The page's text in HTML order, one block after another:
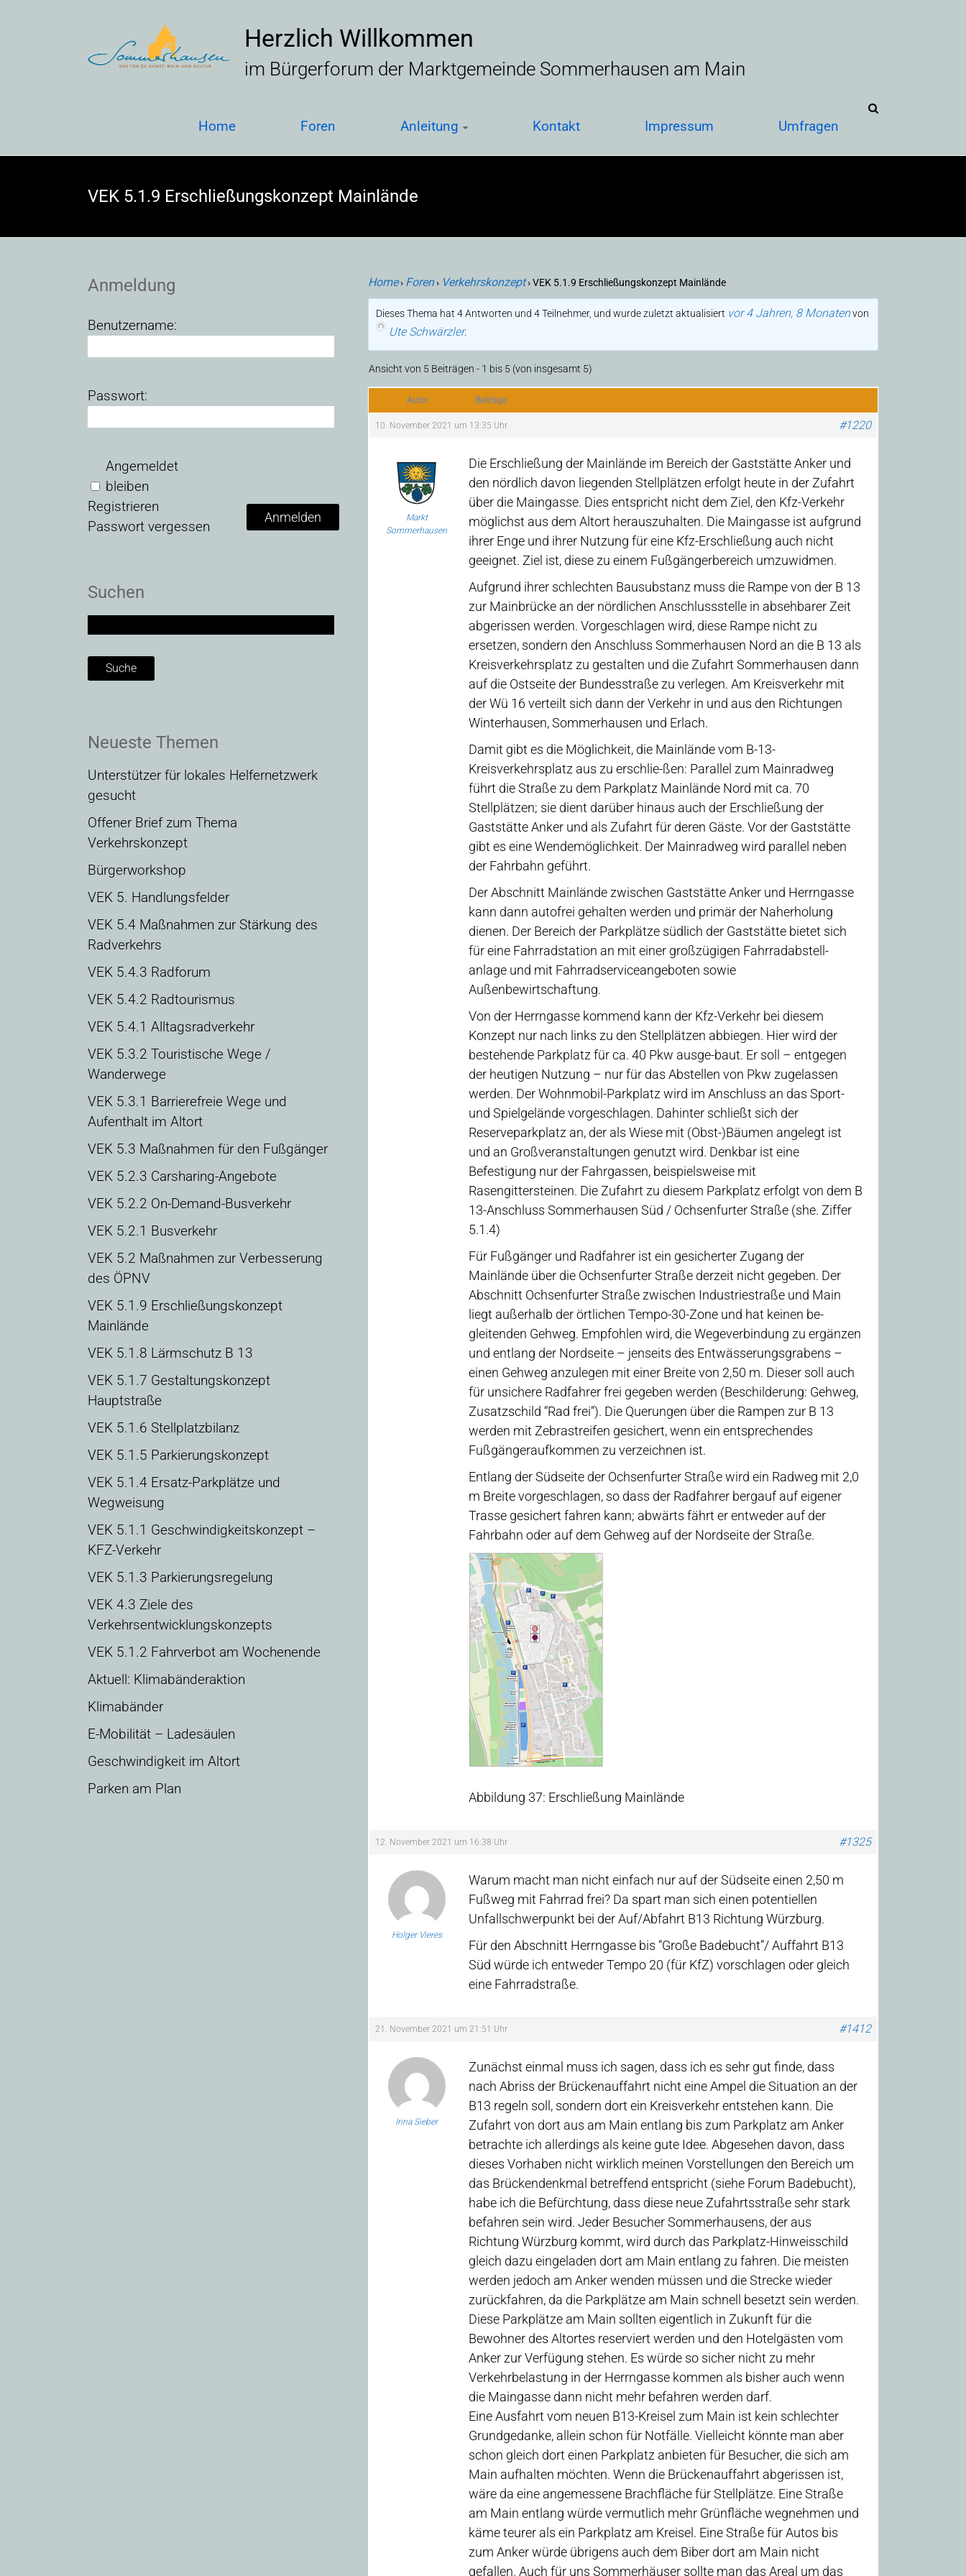
Herzlich Willkommen
im Bürgerforum der Marktgemeinde Sommerhausen am Main
Home Foren Anleitung Kontakt Impressum Umfragen
VEK 5.1.9 Erschließungskonzept Mainlände
Home› Foren› Verkehrskonzept›VEK 5.1.9 Erschließungskonzept Mainlände
Dieses Thema hat 4 Antworten und 4 Teilnehmer, und wurde zuletzt aktualisiert vor 4 Jahren, 8 Monatenvon
Ute Schwärzler.
Ansicht von 5 Beiträgen - 1 bis 5 (von insgesamt 5)
Autor Beiträge
10. November 2021 um 13:35 Uhr #1220
Markt
Sommerhausen
Die Erschließung der Mainlände im Bereich der Gaststätte Anker und
den nördlich davon liegenden Stellplätzen erfolgt heute in der Zufahrt
über die Maingasse. Dies entspricht nicht dem Ziel, den Kfz-Verkehr
möglichst aus dem Altort herauszuhalten. Die Maingasse ist aufgrund
ihrer Enge und ihrer Nutzung für eine Kfz-Erschließung auch nicht
geeignet. Ziel ist, diese zu einem Fußgängerbereich umzuwidmen.
Aufgrund ihrer schlechten Bausubstanz muss die Rampe von der B 13
zur Mainbrücke an der nördlichen Anschlussstelle in absehbarer Zeit
abgerissen werden. Vorgeschlagen wird, diese Rampe nicht zu
ersetzen, sondern den Anschluss Sommerhausen Nord an die B 13 als
Kreisverkehrsplatz zu gestalten und die Zufahrt Sommerhausen dann
auf die Ostseite der Bundesstraße zu verlegen. Am Kreisverkehr mit
der Wü 16 verteilt sich dann der Verkehr in und aus den Richtungen
Winterhausen, Sommerhausen und Erlach.
Damit gibt es die Möglichkeit, die Mainlände vom B-13-
Kreisverkehrsplatz aus zu erschlie-ßen: Parallel zum Mainradweg
führt die Straße zu dem Parkplatz Mainlände Nord mit ca. 70
Stellplätzen; sie dient darüber hinaus auch der Erschließung der
Gaststätte Anker und als Zufahrt für deren Gäste. Vor der Gaststätte
gibt es eine Wendemöglichkeit. Der Mainradweg wird parallel neben
der Fahrbahn geführt.
Der Abschnitt Mainlände zwischen Gaststätte Anker und Herrngasse
kann dann autofrei gehalten werden und primär der Naherholung
dienen. Der Bereich der Parkplätze südlich der Gaststätte bietet sich
für eine Fahrradstation an mit einer großzügigen Fahrradabstell-
anlage und mit Fahrradserviceangeboten sowie
Außenbewirtschaftung.
Von der Herrngasse kommend kann der Kfz-Verkehr bei diesem
Konzept nur nach links zu den Stellplätzen abbiegen. Hier wird der
bestehende Parkplatz für ca. 40 Pkw ausge-baut. Er soll – entgegen
der heutigen Nutzung – nur für das Abstellen von Pkw zugelassen
werden. Der Wohnmobil-Parkplatz wird im Anschluss an das Sport-
und Spielgelände vorgeschlagen. Dahinter schließt sich der
Reserveparkplatz an, der als Wiese mit (Obst-)Bäumen angelegt ist
und an Großveranstaltungen genutzt wird. Denkbar ist eine
Befestigung nur der Fahrgassen, beispielsweise mit
Rasengittersteinen. Die Zufahrt zu diesem Parkplatz erfolgt von dem B
13-Anschluss Sommerhausen Süd / Ochsenfurter Straße (she. Ziffer
5.1.4)
Für Fußgänger und Radfahrer ist ein gesicherter Zugang der
Mainlände über die Ochsenfurter Straße derzeit nicht gegeben. Der
Abschnitt Ochsenfurter Straße zwischen Industriestraße und Main
liegt außerhalb der örtlichen Tempo-30-Zone und hat keinen be-
gleitenden Gehweg. Empfohlen wird, die Wegeverbindung zu ergänzen
und entlang der Nordseite – jenseits des Entwässerungsgrabens –
einen Gehweg anzulegen mit einer Breite von 2,50 m. Dieser soll auch
für unsichere Radfahrer frei gegeben werden (Beschilderung: Gehweg,
Zusatzschild “Rad frei“). Die Querungen über die Rampen zur B 13
werden mit Zebrastreifen gesichert, wenn ein entsprechendes
Fußgängeraufkommen zu verzeichnen ist.
Entlang der Südseite der Ochsenfurter Straße wird ein Radweg mit 2,0
m Breite vorgeschlagen, so dass der Radfahrer bergauf auf eigener
Trasse gesichert fahren kann; abwärts fährt er entweder auf der
Fahrbahn oder auf dem Gehweg auf der Nordseite der Straße.
Abbildung 37: Erschließung Mainlände
12. November 2021 um 16:38 Uhr #1325
Holger Vieres
Warum macht man nicht einfach nur auf der Südseite einen 2,50 m
Fußweg mit Fahrrad frei? Da spart man sich einen potentiellen
Unfallschwerpunkt bei der Auf/Abfahrt B13 Richtung Würzburg.
Für den Abschnitt Herrngasse bis “Große Badebucht”/ Auffahrt B13
Süd würde ich entweder Tempo 20 (für KfZ) vorschlagen oder gleich
eine Fahrradstraße.
21. November 2021 um 21:51 Uhr #1412
Irina Sieber
Zunächst einmal muss ich sagen, dass ich es sehr gut finde, dass
nach Abriss der Brückenauffahrt nicht eine Ampel die Situation an der
B13 regeln soll, sondern dort ein Kreisverkehr entstehen kann. Die
Zufahrt von dort aus am Main entlang bis zum Parkplatz am Anker
betrachte ich allerdings als keine gute Idee. Abgesehen davon, dass
dieses Vorhaben nicht wirklich meinen Vorstellungen den Bereich um
das Brückendenkmal betreffend entspricht (siehe Forum Badebucht),
habe ich die Befürchtung, dass diese neue Zufahrtsstraße sehr stark
befahren sein wird. Jeder Besucher Sommerhausens, der aus
Richtung Würzburg kommt, wird durch das Parkplatz-Hinweisschild
gleich dazu eingeladen dort am Main entlang zu fahren. Die meisten
werden jedoch am Anker wenden müssen und die Strecke wieder
zurückfahren, da die Parkplätze am Main schnell besetzt sein werden.
Diese Parkplätze am Main sollten eigentlich in Zukunft für die
Bewohner des Altortes reserviert werden und den Hotelgästen vom
Anker zur Verfügung stehen. Es würde so sicher nicht zu mehr
Verkehrbelastung in der Herrngasse kommen als bisher auch wenn
die Maingasse dann nicht mehr befahren werden darf.
Eine Ausfahrt vom neuen B13-Kreisel zum Main ist kein schlechter
Grundgedanke, allein schon für Notfälle. Vielleicht könnte man aber
schon gleich dort einen Parkplatz anbieten für Besucher, die sich am
Main aufhalten möchten. Wenn die Brückenauffahrt abgerissen ist,
wäre da eine angemessene Brachfläche für Stellplätze. Eine Straße
am Main entlang würde vermutlich mehr Grünfläche wegnehmen und
käme teurer als ein Parkplatz am Kreisel. Eine Straße für Autos bis
zum Anker würde übrigens auch dem Biber dort am Main nicht
gefallen. Auch für uns Sommerhäuser sollte man das Areal um das
Anmeldung
Benutzername:
Passwort:
Angemeldet
bleiben
Anmelden
Registrieren
Passwort vergessen
Suchen
Neueste Themen
Unterstützer für lokales Helfernetzwerk
gesucht
Offener Brief zum Thema
Verkehrskonzept
Bürgerworkshop
VEK 5. Handlungsfelder
VEK 5.4 Maßnahmen zur Stärkung des
Radverkehrs
VEK 5.4.3 Radforum
VEK 5.4.2 Radtourismus
VEK 5.4.1 Alltagsradverkehr
VEK 5.3.2 Touristische Wege /
Wanderwege
VEK 5.3.1 Barrierefreie Wege und
Aufenthalt im Altort
VEK 5.3 Maßnahmen für den Fußgänger
VEK 5.2.3 Carsharing-Angebote
VEK 5.2.2 On-Demand-Busverkehr
VEK 5.2.1 Busverkehr
VEK 5.2 Maßnahmen zur Verbesserung
des ÖPNV
VEK 5.1.9 Erschließungskonzept
Mainlände
VEK 5.1.8 Lärmschutz B 13
VEK 5.1.7 Gestaltungskonzept
Hauptstraße
VEK 5.1.6 Stellplatzbilanz
VEK 5.1.5 Parkierungskonzept
VEK 5.1.4 Ersatz-Parkplätze und
Wegweisung
VEK 5.1.1 Geschwindigkeitskonzept –
KFZ-Verkehr
VEK 5.1.3 Parkierungsregelung
VEK 4.3 Ziele des
Verkehrsentwicklungskonzepts
VEK 5.1.2 Fahrverbot am Wochenende
Aktuell: Klimabänderaktion
Klimabänder
E-Mobilität – Ladesäulen
Geschwindigkeit im Altort
Parken am Plan